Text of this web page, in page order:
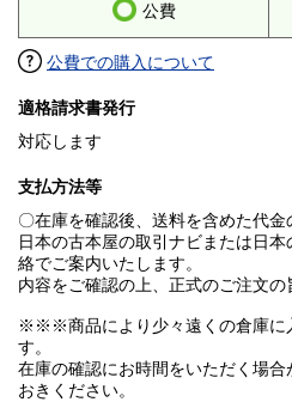
公費
公費での購入について
適格請求書発行
対応します
支払方法等
〇在庫を確認後、送料を含めた代
日本の古本屋の取引ナビまたは日
絡でご案内いたします。
内容をご確認の上、正式のご注文の
※※※商品により少々遠くの倉庫に
す。
在庫の確認にお時間をいただく場
おきください。